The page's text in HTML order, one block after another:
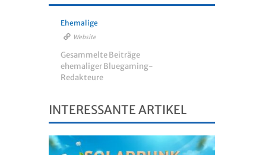
Ehemalige
Website
Gesammelte Beiträge
ehemaliger Bluegaming-
Redakteure
INTERESSANTE ARTIKEL